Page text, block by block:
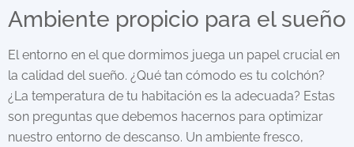
Ambiente propicio para el sueño
El entorno en el que dormimos juega un papel crucial en
la calidad del sueño. ¿Qué tan cómodo es tu colchón?
¿La temperatura de tu habitación es la adecuada? Estas
son preguntas que debemos hacernos para optimizar
nuestro entorno de descanso. Un ambiente fresco,